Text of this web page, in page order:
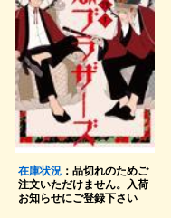
在庫状況：品切れのためご
注文いただけません。入荷
お知らせにご登録下さい